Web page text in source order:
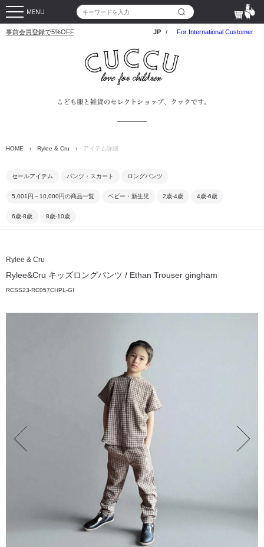
MENU
事前会員登録で5%OFF JP / For International Customer
HOME › Rylee & Cru › アイテム詳細
セールアイテム パンツ・スカート ロングパンツ
5,001円～10,000円の商品一覧 ベビー・新生児 2歳-4歳 4歳-6歳
6歳-8歳 8歳-10歳
Rylee & Cru
Rylee&Cru キッズロングパンツ / Ethan Trouser gingham
RCSS23-RC057CHPL-GI